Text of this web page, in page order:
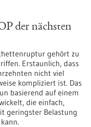
der nächsten
gehört zu
Erstaunlich, dass
nicht viel
kompliziert ist. Das
basierend auf einem
die einfach,
geringster Belastung